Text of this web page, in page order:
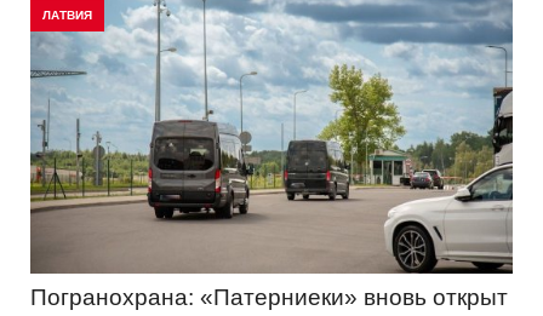
ЛАТВИЯ
Погранохрана: «Патерниеки» вновь открыт